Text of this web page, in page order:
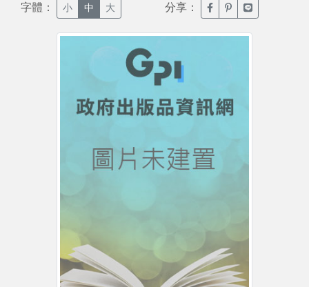
字體： 小 中 大 分享： 臉書分享(另開新視窗)
噗浪分享(另開新
Line分享(另